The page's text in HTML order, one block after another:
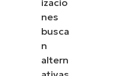
Mobile Device
nes
busca
n
altern